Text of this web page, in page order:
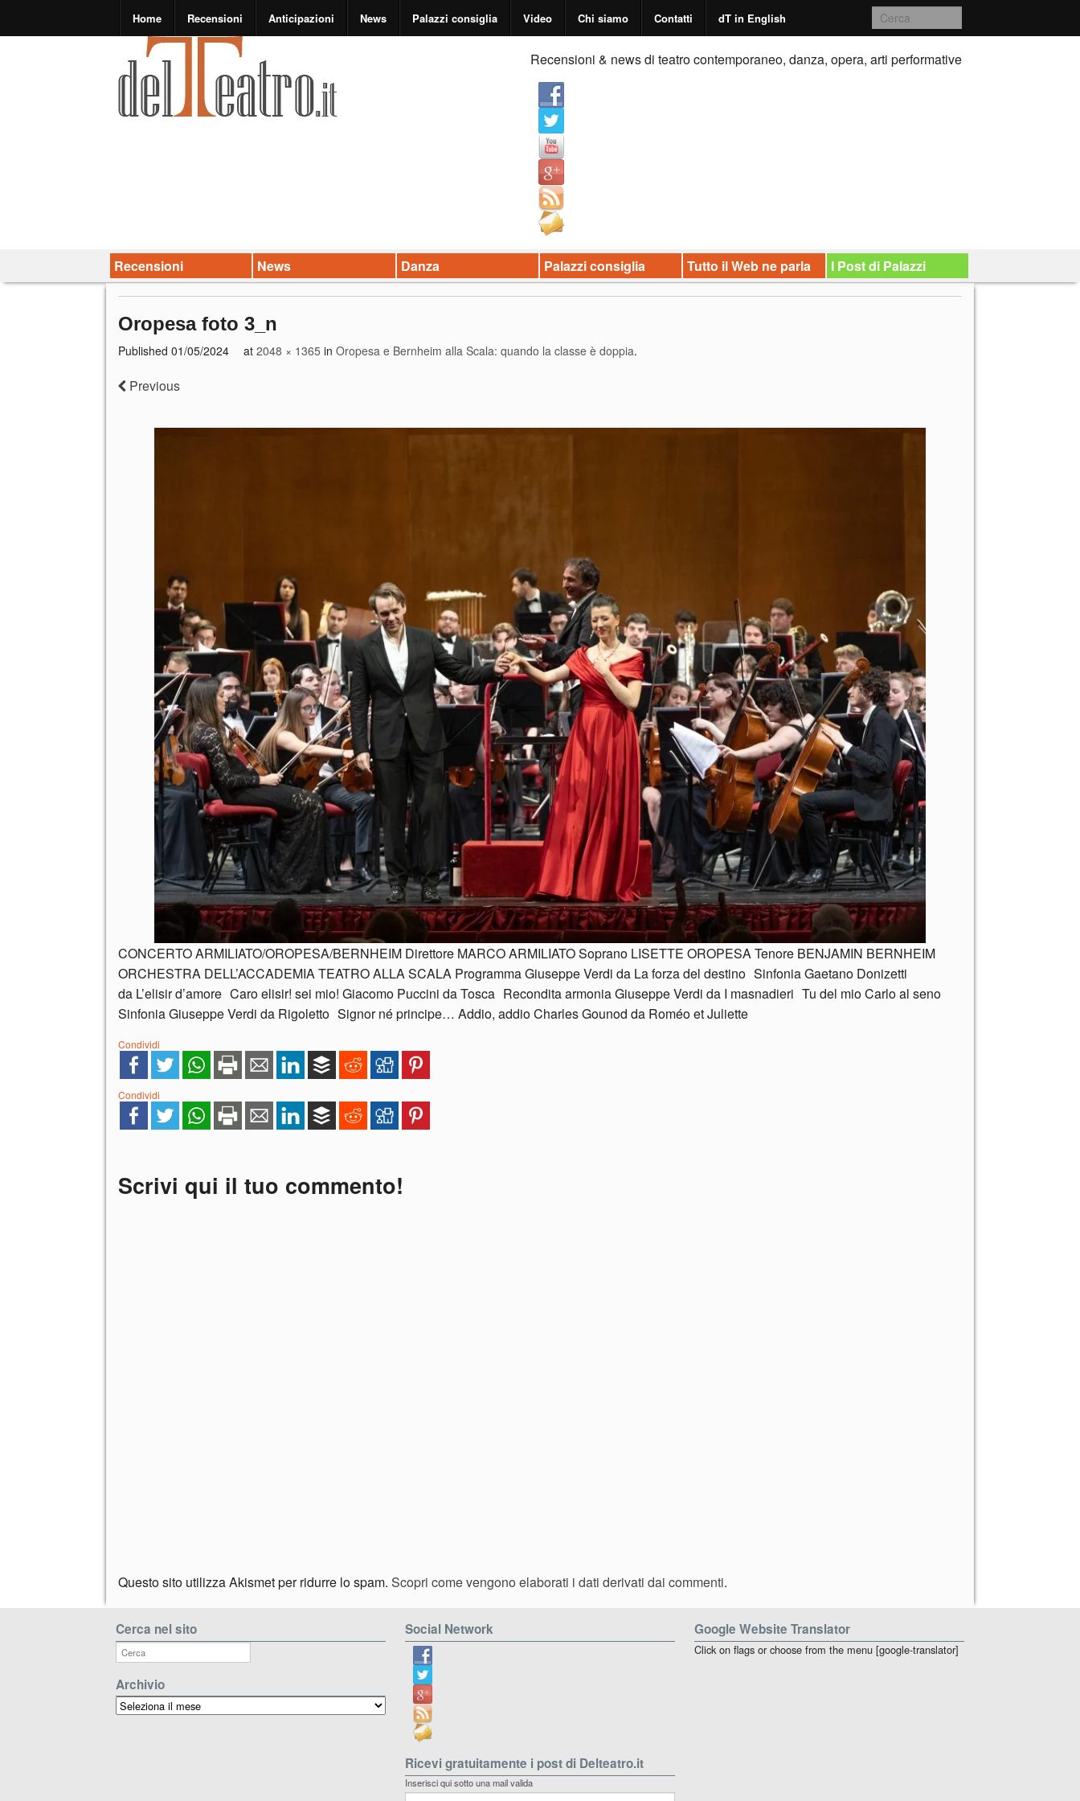
Home Recensioni Anticipazioni News Palazzi consiglia Video Chi siamo Contatti dT in English
Recensioni & news di teatro contemporaneo, danza, opera, arti performative
Recensioni News Danza Palazzi consiglia Tutto il Web ne parla I Post di Palazzi
Oropesa foto 3_n
Published 01/05/2024 at 2048 × 1365 in Oropesa e Bernheim alla Scala: quando la classe è doppia.
Previous
CONCERTO ARMILIATO/OROPESA/BERNHEIM Direttore MARCO ARMILIATO Soprano LISETTE OROPESA Tenore BENJAMIN BERNHEIM
ORCHESTRA DELL’ACCADEMIA TEATRO ALLA SCALA Programma Giuseppe Verdi da La forza del destino Sinfonia Gaetano Donizetti
da L’elisir d’amore Caro elisir! sei mio! Giacomo Puccini da Tosca Recondita armonia Giuseppe Verdi da I masnadieri Tu del mio Carlo al seno
Sinfonia Giuseppe Verdi da Rigoletto Signor né principe… Addio, addio Charles Gounod da Roméo et Juliette
Condividi
Condividi
Scrivi qui il tuo commento!
Questo sito utilizza Akismet per ridurre lo spam. Scopri come vengono elaborati i dati derivati dai commenti.
Cerca nel sito
Archivio
Archivio
Social Network
Ricevi gratuitamente i post di Delteatro.it
Inserisci qui sotto una mail valida
Google Website Translator
Click on flags or choose from the menu [google-translator]